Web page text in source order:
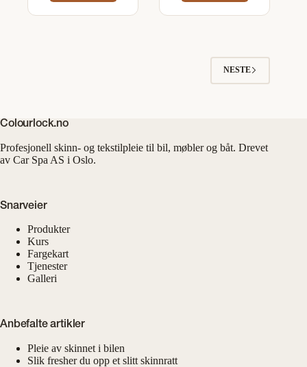
NESTE
Colourlock.no
Profesjonell skinn- og tekstilpleie til bil, møbler og båt. Drevet
av Car Spa AS i Oslo.
Snarveier
Produkter
Kurs
Fargekart
Tjenester
Galleri
Anbefalte artikler
Pleie av skinnet i bilen
Slik fresher du opp et slitt skinnratt